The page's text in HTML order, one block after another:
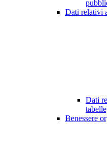
Dati relativi
Dati
Benessere